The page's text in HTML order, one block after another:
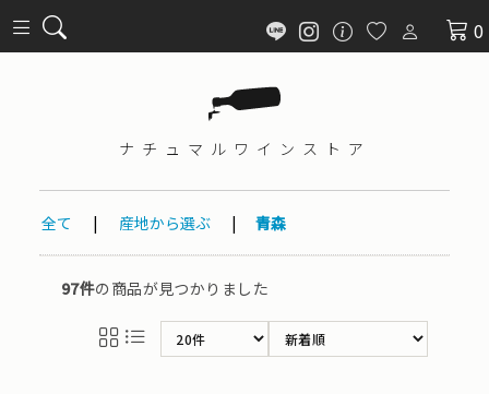
0
ナチュマル ワインストア
全て | 産地から選ぶ | 青森
97件の商品が見つかりました